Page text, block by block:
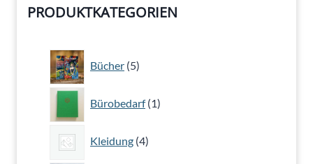
PRODUKTKATEGORIEN
Bücher 5
Produkte
Bürobedarf 1
Produkt
Kleidung 4
Produkte